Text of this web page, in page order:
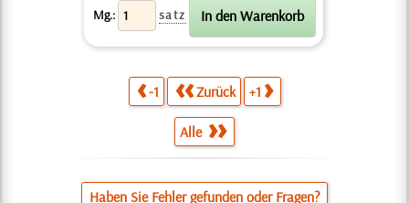
Mg.: satz
-1 Zurück +1
Alle
Haben Sie Fehler gefunden oder Fragen?